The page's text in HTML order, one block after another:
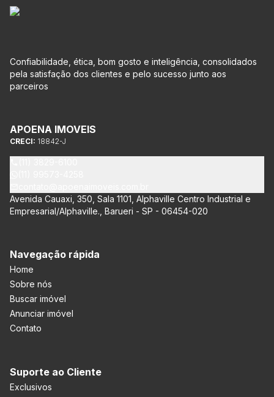
Confiabilidade, ética, bom gosto e inteligência, consolidados
pela satisfação dos clientes e pelo sucesso junto aos
parceiros
APOENA IMOVEIS
CRECI: 18842-J
Avenida Cauaxi, 350, Sala 1101, Alphaville Centro Industrial e
Empresarial/Alphaville., Barueri - SP - 06454-020
Navegação rápida
Home
Sobre nós
Buscar imóvel
Anunciar imóvel
Contato
Suporte ao Cliente
Exclusivos